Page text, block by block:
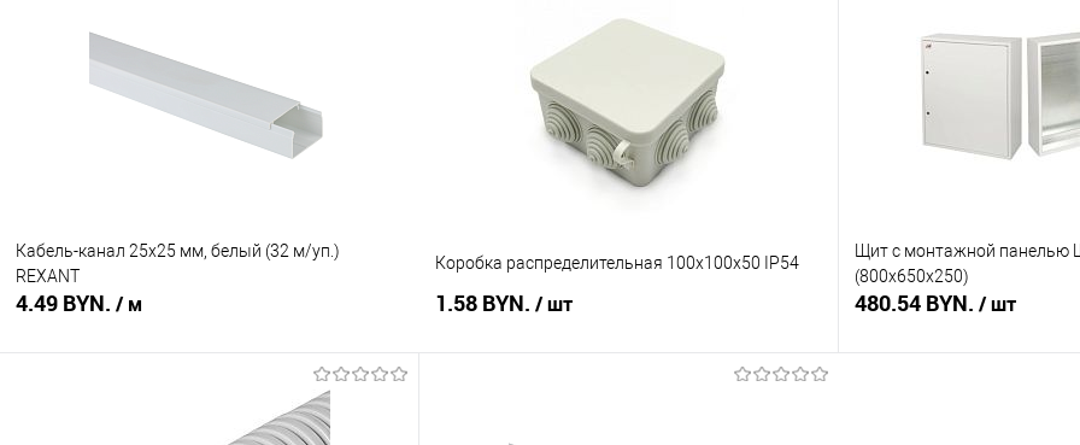
Купить в 1 клик
В избранное
В наличии
Купить в 1 клик
Сравнение
В наличии
Купить в 1 клик
Кабель-канал 25х25 мм, белый (32 м/уп.)
REXANT
4.49 BYN. / м
Коробка распределительная 100х100х50 IP54
1.58 BYN. / шт
Щит с монтажной панелью
(800х650х250)
480.54 BYN. / шт